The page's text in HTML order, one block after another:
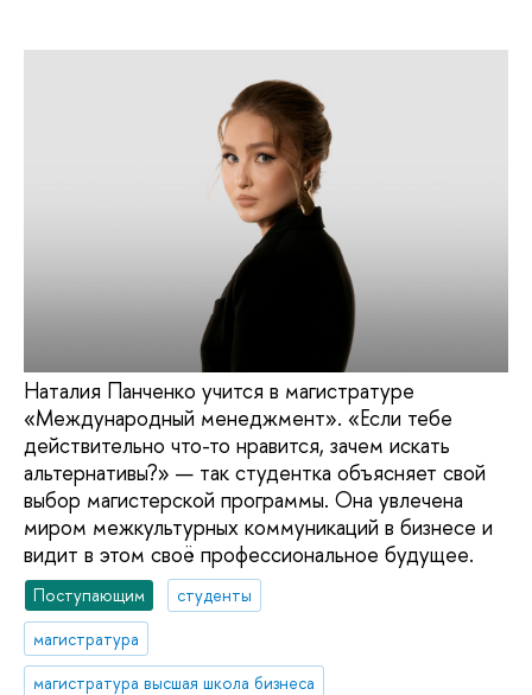
Наталия Панченко учится в магистратуре
«Международный менеджмент». «Если тебе
действительно что-то нравится, зачем искать
альтернативы?» — так студентка объясняет свой
выбор магистерской программы. Она увлечена
миром межкультурных коммуникаций в бизнесе и
видит в этом своё профессиональное будущее.
Поступающим
студенты
магистратура
магистратура высшая школа бизнеса